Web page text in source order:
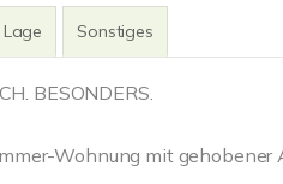
Lage Sonstiges
BESONDERS.
Wohnung mit gehobener